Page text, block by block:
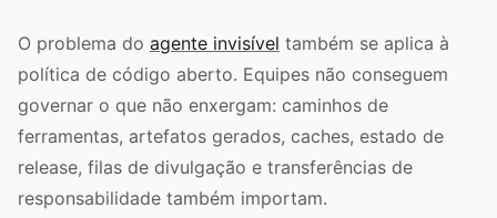
O problema do agente invisível também se aplica à
política de código aberto. Equipes não conseguem
governar o que não enxergam: caminhos de
ferramentas, artefatos gerados, caches, estado de
release, filas de divulgação e transferências de
responsabilidade também importam.